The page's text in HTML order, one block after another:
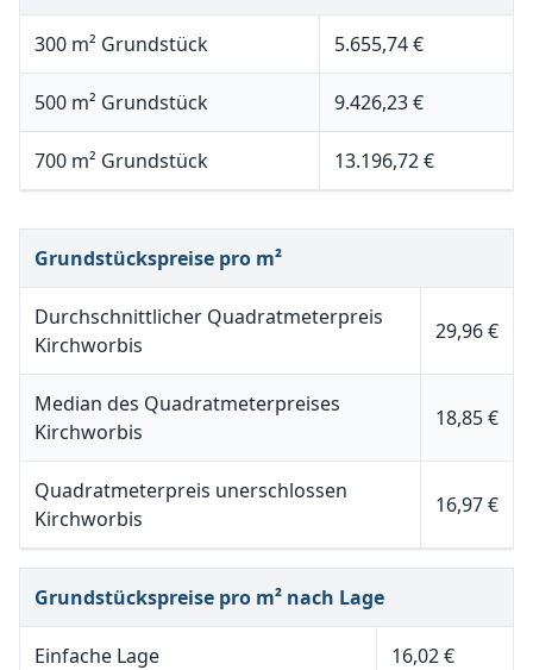
300 m² Grundstück 5.655,74 €
500 m² Grundstück 9.426,23 €
700 m² Grundstück 13.196,72 €
Grundstückspreise pro m²
Durchschnittlicher Quadratmeterpreis
Kirchworbis
29,96 €
Median des Quadratmeterpreises
Kirchworbis
18,85 €
Quadratmeterpreis unerschlossen
Kirchworbis
16,97 €
Grundstückspreise pro m² nach Lage
Einfache Lage 16,02 €